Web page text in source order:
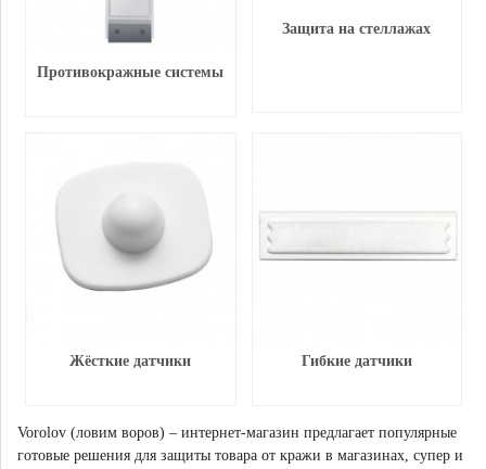
Противокражные системы
Защита на стеллажах
Жёсткие датчики Гибкие датчики
Vorolov (ловим воров) – интернет-магазин предлагает популярные
готовые решения для защиты товара от кражи в магазинах, супер и